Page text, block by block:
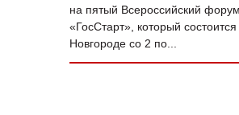
на пятый Всероссийский форум
«ГосСтарт», который
Новгороде со 2 по...